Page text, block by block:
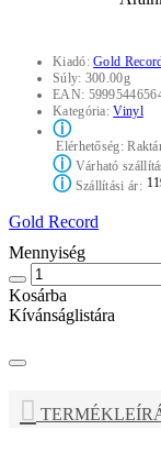
Kiadó:Gold
Súly: 300.00g
EAN:
Kategória:Vinyl
ⓘ
Elérhetőség:
ⓘVárható
ⓘSzállítási ár:
Gold Record
Mennyiség
Kosárba
Kívánságlistára